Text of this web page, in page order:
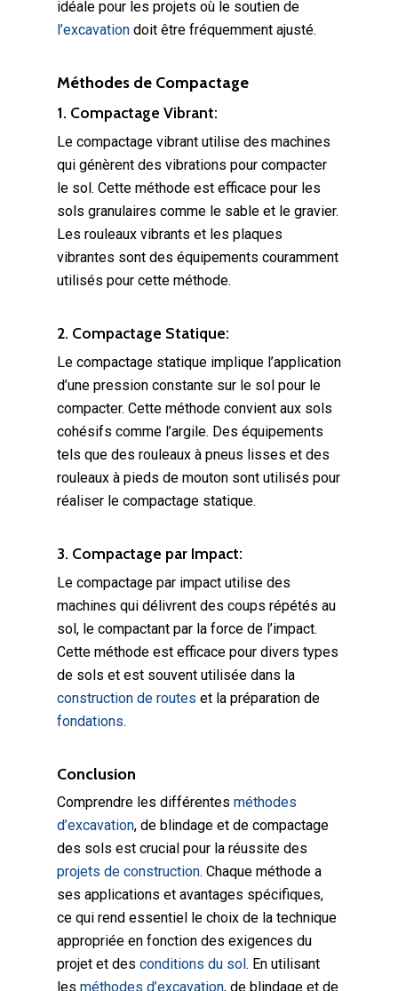
idéale pour les projets où le soutien de
l’excavation doit être fréquemment ajusté.
Méthodes de Compactage
1. Compactage Vibrant:
Le compactage vibrant utilise des machines
qui génèrent des vibrations pour compacter
le sol. Cette méthode est efficace pour les
sols granulaires comme le sable et le gravier.
Les rouleaux vibrants et les plaques
vibrantes sont des équipements couramment
utilisés pour cette méthode.
2. Compactage Statique:
Le compactage statique implique l’application
d’une pression constante sur le sol pour le
compacter. Cette méthode convient aux sols
cohésifs comme l’argile. Des équipements
tels que des rouleaux à pneus lisses et des
rouleaux à pieds de mouton sont utilisés pour
réaliser le compactage statique.
3. Compactage par Impact:
Le compactage par impact utilise des
machines qui délivrent des coups répétés au
sol, le compactant par la force de l’impact.
Cette méthode est efficace pour divers types
de sols et est souvent utilisée dans la
construction de routes et la préparation de
fondations.
Conclusion
Comprendre les différentes méthodes
d’excavation, de blindage et de compactage
des sols est crucial pour la réussite des
projets de construction. Chaque méthode a
ses applications et avantages spécifiques,
ce qui rend essentiel le choix de la technique
appropriée en fonction des exigences du
projet et des conditions du sol. En utilisant
les méthodes d’excavation, de blindage et de